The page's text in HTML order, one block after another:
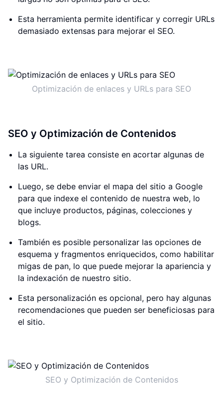
Esta herramienta permite identificar y corregir URLs
demasiado extensas para mejorar el SEO.
Optimización de enlaces y URLs para SEO
SEO y Optimización de Contenidos
La siguiente tarea consiste en acortar algunas de
las URL.
Luego, se debe enviar el mapa del sitio a Google
para que indexe el contenido de nuestra web, lo
que incluye productos, páginas, colecciones y
blogs.
También es posible personalizar las opciones de
esquema y fragmentos enriquecidos, como habilitar
migas de pan, lo que puede mejorar la apariencia y
la indexación de nuestro sitio.
Esta personalización es opcional, pero hay algunas
recomendaciones que pueden ser beneficiosas para
el sitio.
SEO y Optimización de Contenidos